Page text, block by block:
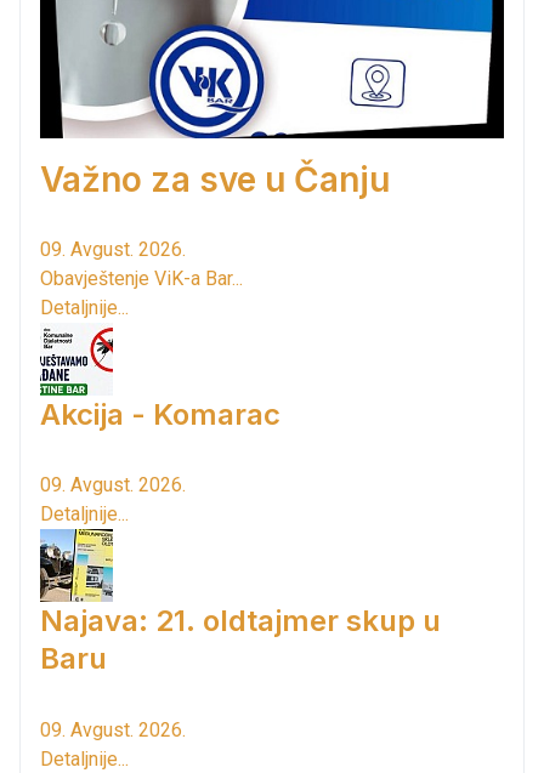
Važno za sve u Čanju
09. Avgust. 2026.
Obavještenje ViK-a Bar...
Detaljnije...
Akcija - Komarac
09. Avgust. 2026.
Detaljnije...
Najava: 21. oldtajmer skup u
Baru
09. Avgust. 2026.
Detaljnije...